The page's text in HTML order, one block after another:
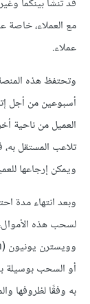
قد تنشأ بينكما
مع العملاء، خاصة
عملاء.
وتحتفظ هذه
أسبوعين من أجل
العميل من ناحية
تلاعب المستقل
ويمكن إرجاعها
وبعد انتهاء مدة
أو السحب بوسيلة
به وفقًا لظروفها